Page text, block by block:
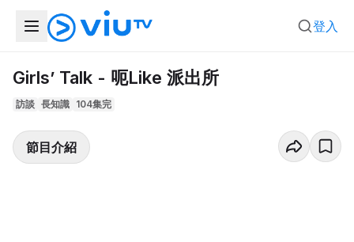
登入
Girls’ Talk - 呃Like 派出所
訪談 長知識 104集完
節目介紹